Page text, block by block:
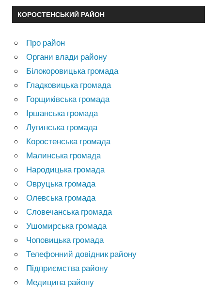
КОРОСТЕНСЬКИЙ РАЙОН
Про район
Органи влади району
Білокоровицька громада
Гладковицька громада
Горщиківська громада
Іршанська громада
Лугинська громада
Коростенська громада
Малинська громада
Народицька громада
Овруцька громада
Олевська громада
Словечанська громада
Ушомирська громада
Чоповицька громада
Телефонний довідник району
Підприємства району
Медицина району